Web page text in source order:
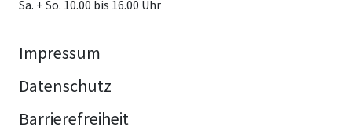
Sa. + So. 10.00 bis 16.00 Uhr
Impressum
Datenschutz
Barrierefreiheit